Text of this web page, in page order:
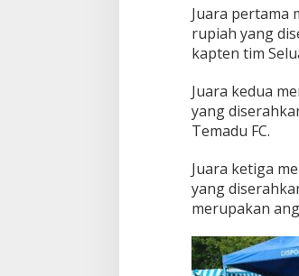
l
s
Juara pertama
rupiah yang
kapten tim
Juara kedua
yang
Temadu FC.
Juara ketiga
yang
merupakan